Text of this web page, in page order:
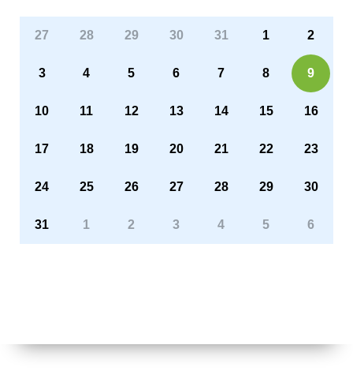
27 28 29 30 31 1 2
3 4 5 6 7 8 9
10 11 12 13 14 15 16
17 18 19 20 21 22 23
24 25 26 27 28 29 30
31 1 2 3 4 5 6